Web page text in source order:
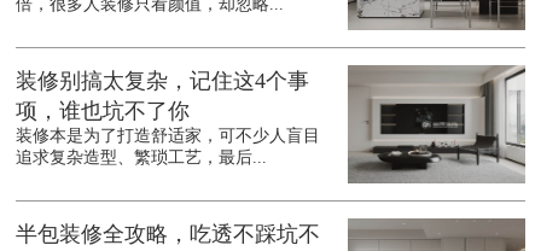
倍，很多人装修只看颜值，却忽略...
装修别搞太复杂，记住这4个事
项，谁也坑不了你
装修本是为了打造舒适家，可不少人盲目
追求复杂造型、繁琐工艺，最后...
半包装修全攻略，吃透不踩坑不